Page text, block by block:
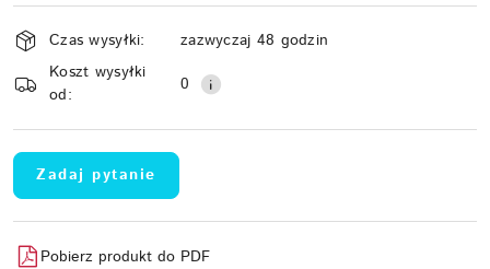
Wyślij
Dostępność
i
dostawa
Czas wysyłki:
zazwyczaj 48 godzin
Koszt wysyłki
od:
0
Zadaj pytanie
Pobierz produkt do PDF